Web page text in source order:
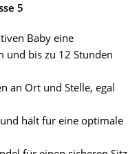
5
Baby eine
und bis zu 12 Stunden
an Ort und Stelle, egal
hält für eine optimale